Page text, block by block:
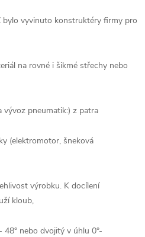
bylo vyvinuto konstruktéry firmy pro
na rovné i šikmé střechy nebo
pneumatik:) z patra
(elektromotor, šneková
výrobku. K docílení
kloub,
48° nebo dvojitý v úhlu 0°-